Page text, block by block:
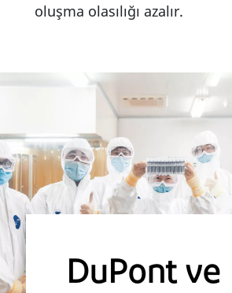
oluşma olasılığı azalır.
DuPont ve